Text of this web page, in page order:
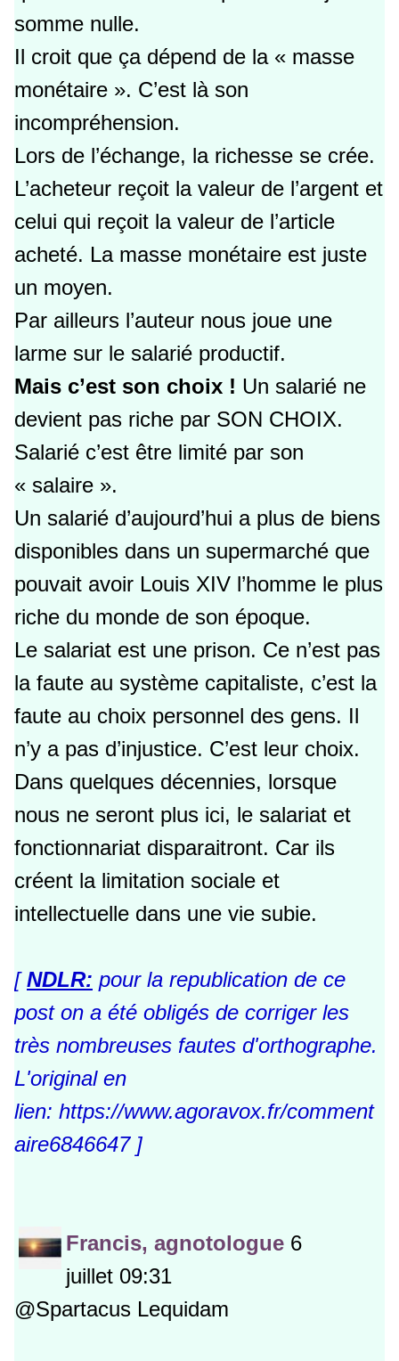
somme nulle.
Il croit que ça dépend de la « masse
monétaire ». C’est là son
incompréhension.
Lors de l’échange, la richesse se crée.
L’acheteur reçoit la valeur de l’argent et
celui qui reçoit la valeur de l’article
acheté. La masse monétaire est juste
un moyen.
Par ailleurs l’auteur nous joue une
larme sur le salarié productif.
Mais c’est son choix ! Un salarié ne
devient pas riche par SON CHOIX.
Salarié c’est être limité par son
« salaire ».
Un salarié d’aujourd’hui a plus de biens
disponibles dans un supermarché que
pouvait avoir Louis XIV l’homme le plus
riche du monde de son époque.
Le salariat est une prison. Ce n’est pas
la faute au système capitaliste, c’est la
faute au choix personnel des gens. Il
n’y a pas d’injustice. C’est leur choix.
Dans quelques décennies, lorsque
nous ne seront plus ici, le salariat et
fonctionnariat disparaitront. Car ils
créent la limitation sociale et
intellectuelle dans une vie subie.
[NDLR: pour la republication de ce
post on a été obligés de corriger les
très nombreuses fautes d'orthographe.
L'original en
lien: https://www.agoravox.fr/comment
aire6846647]
Francis, agnotologue 6
juillet 09:31
@Spartacus Lequidam